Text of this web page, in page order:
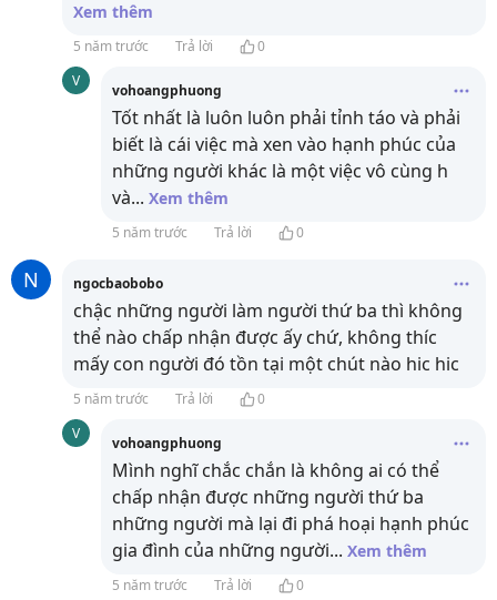
Xem thêm
5 năm trước Trả lời
0
V
vohoangphuong
Tốt nhất là luôn luôn phải tỉnh táo và phải
biết là cái việc mà xen vào hạnh phúc của
những người khác là một việc vô cùng h
và... Xem thêm
5 năm trước Trả lời 0
N ngocbaobobo
chậc những người làm người thứ ba thì không
thể nào chấp nhận được ấy chứ, không thíc
mấy con người đó tồn tại một chút nào hic hic
5 năm trước Trả lời
0
V
vohoangphuong
Mình nghĩ chắc chắn là không ai có thể
chấp nhận được những người thứ ba
những người mà lại đi phá hoại hạnh phúc
gia đình của những người... Xem thêm
5 năm trước Trả lời 0